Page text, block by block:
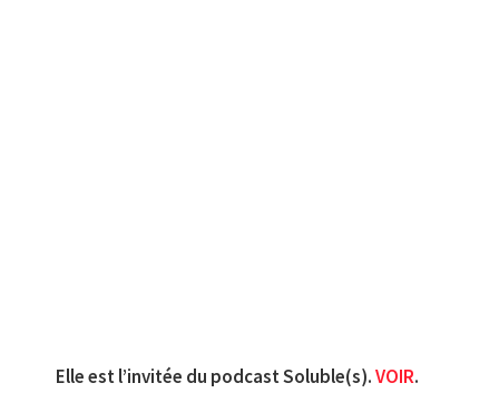
Elle est l’invitée du podcast Soluble(s).VOIR.